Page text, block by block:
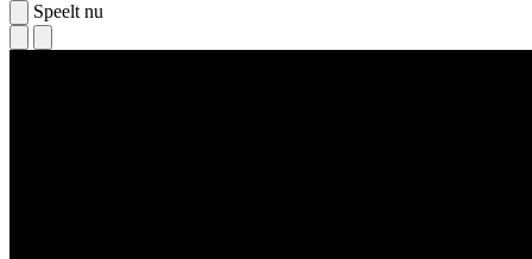
Speelt nu